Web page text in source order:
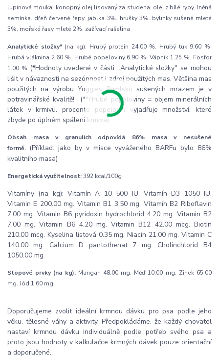
lupinová mouka. konopný olej lisovaný za studena. olej z bílé ryby. lněná
semínka. dřeň červené řepy. jablka 3%. hrušky 3%. bylinky sušené mleté
3%. mořské řasy mleté 2%. zažívací rašelina
Analytické složky* (na kg): Hrubý protein 24.00 %. Hrubý tuk 9.60 %.
Hrubá vláknina 2.60 %. Hrubé popeloviny 6.90 %. Vápník 1.25 %. Fosfor
1.00 % (*Hodnoty uvedené v části ..Analytické složky" se mohou
lišit v návaznosti na sezónnost i zdroj použitých mas. Většina mas
použitých na výrobu Yoggies Pamlsků sušených mrazem je v
potravinářské kvalitě! (**Hrubé popeloviny = objem minerálních
látek v krmivu. procento popelovin vyjadřuje množství. které
zbyde po úplném spálení krmiva)
Obsah masa v granulích odpovídá 86% masa v nesušené
formě. (Příklad: jako by v misce vyváženého BARFu bylo 86%
kvalitního masa)
Energetická využitelnost:392 kcal/100g
Vitamíny (na kg): Vitamín A 10 500 IU. Vitamín D3 1050 IU.
Vitamin E 200.00 mg. Vitamin B1 3.50 mg. Vitamín B2 Riboflavin
7.00 mg. Vitamin B6 pyridoxin hydrochlorid 4.20 mg. Vitamin B2
7.00 mg. Vitamin B6 4.20 mg. Vitamin B12 42.00 mcg. Biotin
210.00 mcg. Kyselina listová 0.35 mg. Niacin 21.00 mg. Vitamin C
140.00 mg. Calcium D pantothenat 7 mg. Cholinchlorid B4
1050.00 mg
Stopové prvky (na kg):Mangan 48.00 mg. Měď 10.00 mg. Zinek 65.00
mg. Jód 1.60 mg
Doporučujeme zvolit ideální krmnou dávku pro psa podle jeho
věku. tělesné váhy a aktivity. Předpokládáme. že každý chovatel
nastaví krmnou dávku individuálně podle potřeb svého psa a
proto jsou hodnoty v kalkulačce krmných dávek pouze orientační
a doporučené..